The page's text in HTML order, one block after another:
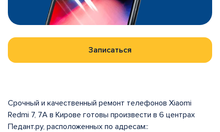
Записаться
Срочный и качественный ремонт телефонов Xiaomi
Redmi 7, 7A в Кирове готовы произвести в 6 центрах
Педант.ру, расположенных по адресам::